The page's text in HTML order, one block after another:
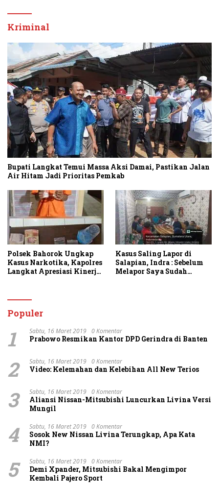
Kriminal
Bupati Langkat Temui Massa Aksi Damai, Pastikan Jalan
Air Hitam Jadi Prioritas Pemkab
Polsek Bahorok Ungkap
Kasus Narkotika, Kapolres
Langkat Apresiasi Kinerja
Layanan 110
Kasus Saling Lapor di
Salapian, Indra : Sebelum
Melapor Saya Sudah
Populer
1 Sabtu, 16 Maret 2019 0 Komentar
Prabowo Resmikan Kantor DPD Gerindra di Banten
2 Sabtu, 16 Maret 2019 0 Komentar
Video: Kelemahan dan Kelebihan All New Terios
3 Sabtu, 16 Maret 2019 0 Komentar
Aliansi Nissan-Mitsubishi Luncurkan Livina Versi
Mungil
4 Sabtu, 16 Maret 2019 0 Komentar
Sosok New Nissan Livina Terungkap, Apa Kata
NMI?
5 Sabtu, 16 Maret 2019 0 Komentar
Demi Xpander, Mitsubishi Bakal Mengimpor
Kembali Pajero Sport